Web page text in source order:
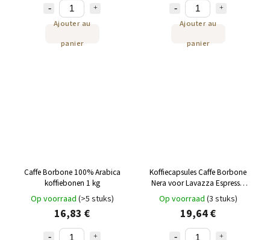
Ajouter au
panier
Ajouter au
panier
Caffe Borbone 100% Arabica
koffiebonen 1 kg
Op voorraad (>5 stuks)
16,83 €
Koffiecapsules Caffe Borbone
Nera voor Lavazza Espresso
Point 100st
Op voorraad (3 stuks)
19,64 €